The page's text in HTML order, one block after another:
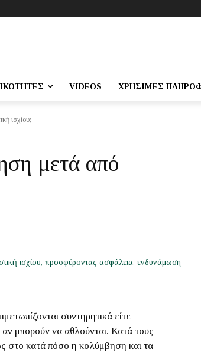
VIDEOS ΧΡΉΣΙΜΕΣ
ισχίου;
μετά από
συντηρητικά είτε
αν μπορούν να αθλούνται. Κατά τους
στο κατά πόσο η κολύμβηση και τα